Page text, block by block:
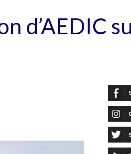
d’AEDIC
0